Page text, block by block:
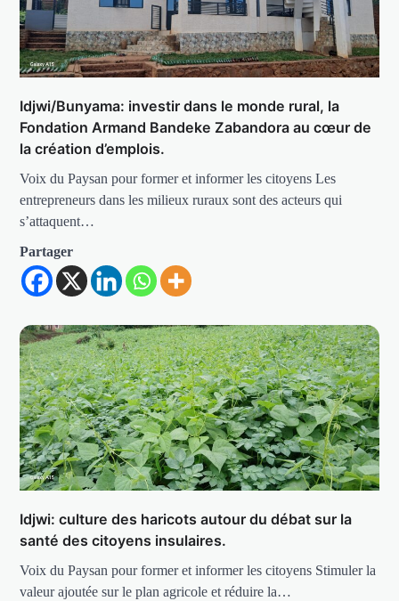
Idjwi/Bunyama: investir dans le monde rural, la
Fondation Armand Bandeke Zabandora au cœur de
la création d’emplois.
Voix du Paysan pour former et informer les citoyens Les
entrepreneurs dans les milieux ruraux sont des acteurs qui
s’attaquent…
Partager
Idjwi: culture des haricots autour du débat sur la
santé des citoyens insulaires.
Voix du Paysan pour former et informer les citoyens Stimuler la
valeur ajoutée sur le plan agricole et réduire la…